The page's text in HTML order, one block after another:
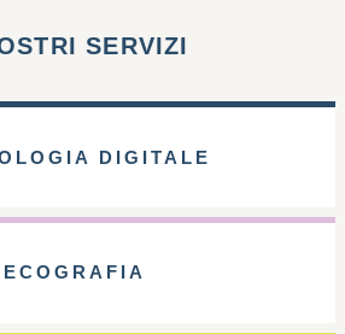
SERVIZI
DIGITALE
ECOGRAFIA